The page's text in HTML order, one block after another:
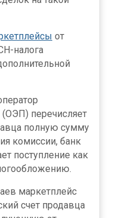
от
налога
перечисляет
полную сумму
комиссии, банк
поступление как
маркетплейс
счет продавца
×